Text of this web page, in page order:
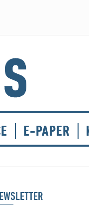
E-PAPER